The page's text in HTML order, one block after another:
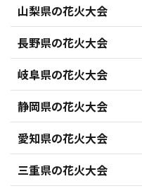
山梨県の花火大会
長野県の花火大会
岐阜県の花火大会
静岡県の花火大会
愛知県の花火大会
三重県の花火大会